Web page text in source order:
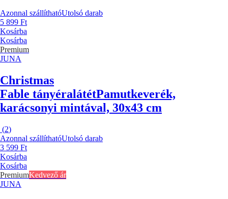
Azonnal szállíthatóUtolsó darab
5 899 Ft
Kosárba
Kosárba
Premium
JUNA
Christmas
Fable tányéralátétPamutkeverék,
karácsonyi mintával, 30x43 cm
(2)
Azonnal szállíthatóUtolsó darab
3 599 Ft
Kosárba
Kosárba
PremiumKedvező ár
JUNA